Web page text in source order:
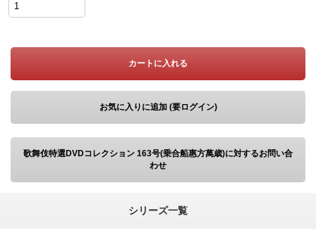
カートに入れる
お気に入りに追加 (要ログイン)
歌舞伎特選DVDコレクション 163号(乗合船惠方萬歳)に対するお問い合
わせ
シリーズ一覧